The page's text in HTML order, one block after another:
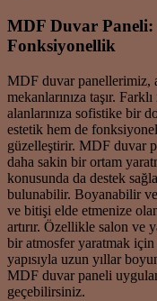
MDF Duvar
Fonksiyonellik
MDF duvar panellerimiz,
mekanlarınıza taşır.
alanlarınıza sofistike bir
estetik hem de
güzelleştirir. MDF duvar
daha sakin bir ortam
konusunda da destek
bulunabilir. Boyanabilir
ve bitişi elde etmenize
artırır. Özellikle salon ve
bir atmosfer yaratmak
yapısıyla uzun yıllar
MDF duvar paneli
geçebilirsiniz.